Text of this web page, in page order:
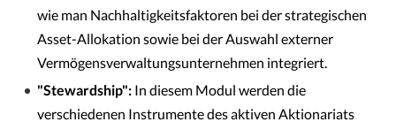
wie man Nachhaltigkeitsfaktoren bei der strategischen
Asset-Allokation sowie bei der Auswahl externer
Vermögensverwaltungsunternehmen integriert.
"Stewardship": In diesem Modul werden die
verschiedenen Instrumente des aktiven Aktionariats